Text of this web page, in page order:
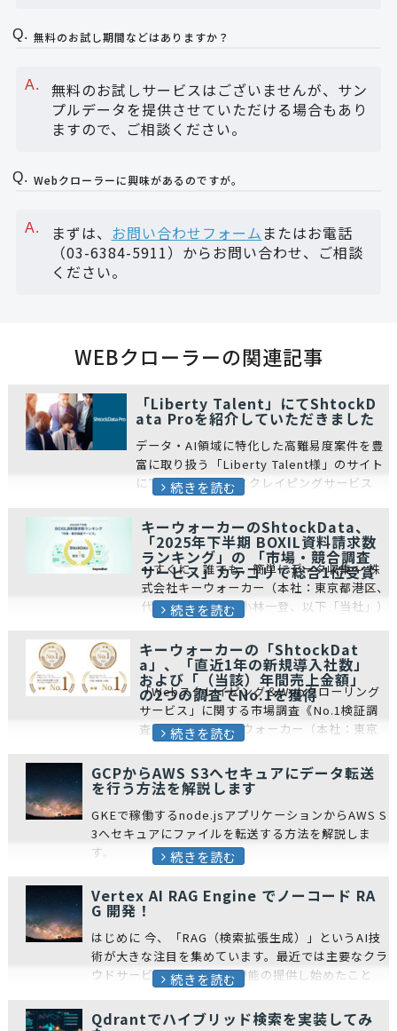
無料のお試し期間などはありますか？
無料のお試しサービスはございませんが、サン
プルデータを提供させていただける場合もあり
ますので、ご相談ください。
Webクローラーに興味があるのですが。
まずは、 お問い合わせフォーム またはお電話
（03-6384-5911）からお問い合わせ、ご相談
ください。
WEBクローラーの関連記事
「Liberty Talent」にてShtockD
ata Proを紹介していただきました
データ・AI領域に特化した高難易度案件を豊
富に取り扱う「Liberty Talent様」のサイト
にて、当社のWebスクレイピングサービス
「ShtockData Pro」をご紹介いただきまし
た。 ...
続きを読む
キーウォーカーのShtockData、
「2025年下半期 BOXIL資料請求数
ランキング」の 「市場・競合調査
サービス」カテゴリで総合1位受賞
～すぐに、誰でも、簡単にデータ収集～ 株
式会社キーウォーカー（本社：東京都港区、
代表取締役社長：小林一登、以下「当社」）
イト「BOXIL」の「2025年下半...
続きを読む
キーウォーカーの「ShtockDat
a」、「直近1年の新規導入社数」
および「（当該）年間売上金額」
の2つの調査でNo.1を獲得
「Webスクレイピング＆Webクローリング
サービス」に関する市場調査《No.1検証調
査》 株式会社キーウォーカー（本社：東京
「当社」）は、この度、株式会社未...
続きを読む
GCPからAWS S3へセキュアにデータ転送
を行う方法を解説します
GKEで稼働するnode.jsアプリケーションからAWS S
3へセキュアにファイルを転送する方法を解説しま
す。
続きを読む
Vertex AI RAG Engine でノーコード RA
G 開発！
はじめに 今、「RAG（検索拡張生成）」というAI技
術が大きな注目を集めています。最近では主要なクラ
ウドサービスが RAG 構築機能の提供し始めたこと
続きを読む
Qdrantでハイブリッド検索を実装してみ